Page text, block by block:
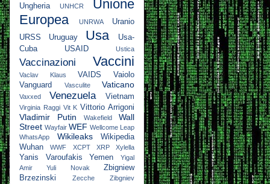
Ungheria
UNHCR
Unione
Europea
UNRWA
Uranio
URSS
Uruguay Usa
Usa-
Cuba
USAID Ustica
Vaccinazioni Vaccini
Vaclav Klaus VAIDS
Vaiolo
Vanguard
Vasculite Vaticano
Vaxxed Venezuela Vietnam
Virginia Raggi Vit K Vittorio Arrigoni
Vladimir Putin Wakefield
Wall
Street Wayfair WEF Wellcome Leap
WhatsApp
Wikileaks
Wikipedia
Wuhan
WWF XCPT XRP Xylella
Yanis Varoufakis Yemen
Yigal
Amir
Yuli Novak
Zbigniew
Brzezinski
Zecche
Zibgniev